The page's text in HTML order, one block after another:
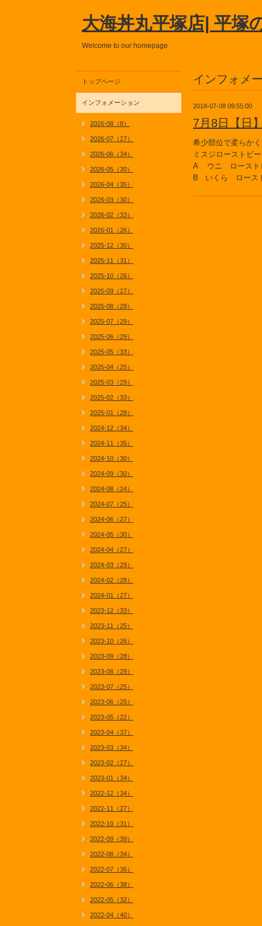
大海丼丸平塚店| 平塚
Welcome to our homepage
インフォメ
2018-07-08 09:55:00
7月8日【日
希少部位で柔らか
ミスジローストビ
A ウニ ロースト
B いくら ロース
トップページ
インフォメーション
2026-08（8）
2026-07（27）
2026-06（34）
2026-05（30）
2026-04（35）
2026-03（30）
2026-02（33）
2026-01（26）
2025-12（30）
2025-11（31）
2025-10（26）
2025-09（27）
2025-08（28）
2025-07（29）
2025-06（29）
2025-05（33）
2025-04（25）
2025-03（29）
2025-02（33）
2025-01（28）
2024-12（34）
2024-11（35）
2024-10（30）
2024-09（30）
2024-08（24）
2024-07（25）
2024-06（27）
2024-05（30）
2024-04（27）
2024-03（29）
2024-02（28）
2024-01（27）
2023-12（33）
2023-11（25）
2023-10（26）
2023-09（28）
2023-08（29）
2023-07（25）
2023-06（25）
2023-05（22）
2023-04（37）
2023-03（34）
2023-02（27）
2023-01（34）
2022-12（34）
2022-11（27）
2022-10（31）
2022-09（39）
2022-08（34）
2022-07（36）
2022-06（38）
2022-05（32）
2022-04（40）